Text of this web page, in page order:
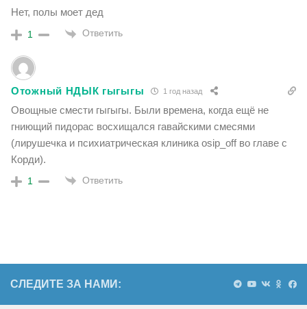
Нет, полы моет дед
1 Ответить
Отожный НДЫК гыгыгы 1 год назад
Овощные смести гыгыгы. Были времена, когда ещё не
гниющий пидорас восхищался гавайскими смесями
(лирушечка и психиатрическая клиника osip_off во главе с
Корди).
1 Ответить
СЛЕДИТЕ ЗА НАМИ: